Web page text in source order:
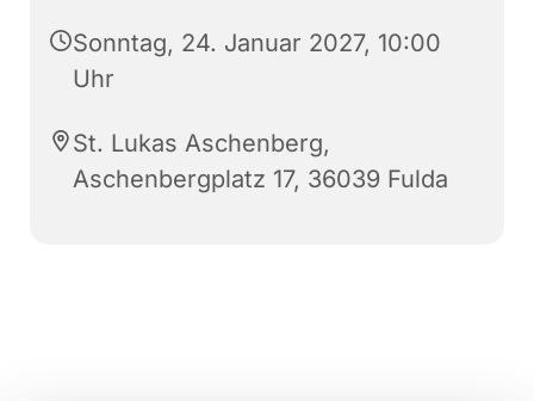
Sonntag, 24. Januar 2027, 10:00
Uhr
St. Lukas Aschenberg,
Aschenbergplatz 17, 36039 Fulda